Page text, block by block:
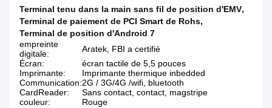
Terminal tenu dans la main sans fil de position d'EMV,
Terminal de paiement de PCI Smart de Rohs,
Terminal de position d'Android 7
empreinte
digitale:
Aratek, FBI a certifié
Écran:
écran tactile de 5,5 pouces
Imprimante:
Imprimante thermique inbedded
Communication:2G / 3G/4G /wifi, bluetooth
CardReader:
Sans contact, contact, magstripe
couleur:
Rouge